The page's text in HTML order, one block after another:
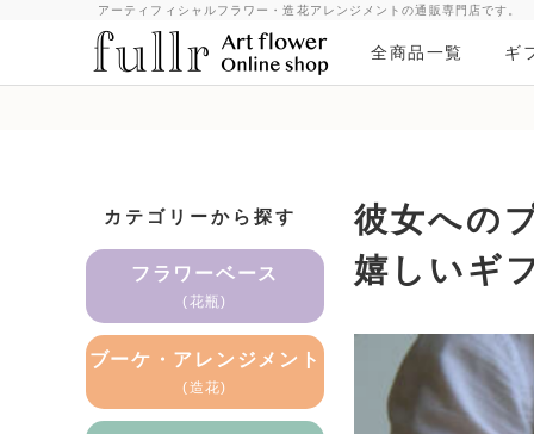
アーティフィシャルフラワー・造花アレンジメントの通販専門店です。
全商品一覧 ギ
彼女への
嬉しいギ
カテゴリーから探す
フラワーベース
(花瓶)
ブーケ・アレンジメント
(造花)